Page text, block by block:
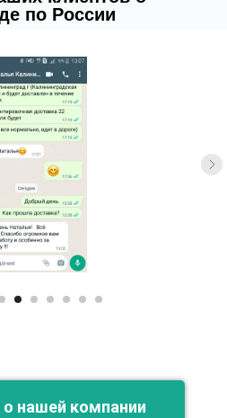
по России
нашей компании